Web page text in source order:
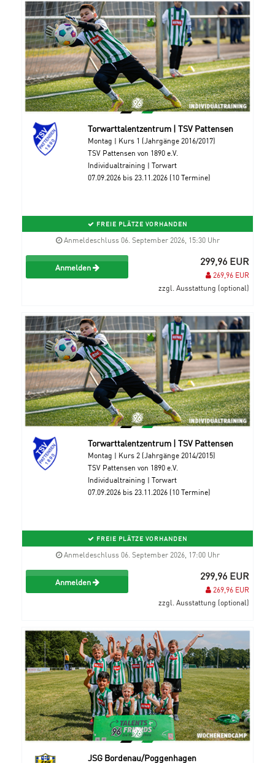
Torwarttalentzentrum | TSV Pattensen
Montag | Kurs 1 (Jahrgänge 2016/2017)
TSV Pattensen von 1890 e.V.
Individualtraining | Torwart
07.09.2026 bis 23.11.2026 (10 Termine)
FREIE PLÄTZE VORHANDEN
Anmeldeschluss 06. September 2026, 15:30 Uhr
Anmelden 299,96 EUR
269,96 EUR
zzgl. Ausstattung (optional)
Torwarttalentzentrum | TSV Pattensen
Montag | Kurs 2 (Jahrgänge 2014/2015)
TSV Pattensen von 1890 e.V.
Individualtraining | Torwart
07.09.2026 bis 23.11.2026 (10 Termine)
FREIE PLÄTZE VORHANDEN
Anmeldeschluss 06. September 2026, 17:00 Uhr
Anmelden 299,96 EUR
269,96 EUR
zzgl. Ausstattung (optional)
JSG Bordenau/Poggenhagen